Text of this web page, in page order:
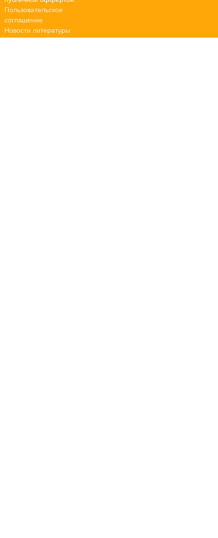
Пользовательское
соглашение
Новости литературы